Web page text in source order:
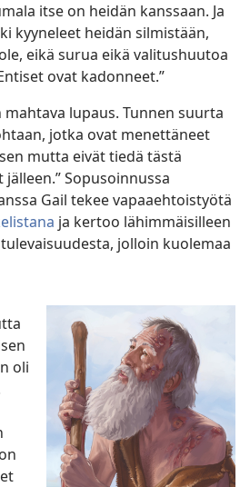
itse on heidän kanssaan. Ja
kyyneleet heidän silmistään,
eikä surua eikä valitushuutoa
ovat kadonneet.”
mahtava lupaus. Tunnen suurta
jotka ovat menettäneet
mutta eivät tiedä tästä
Sopusoinnussa
Gail tekee vapaaehtoistyötä
ja kertoo lähimmäisilleen
jolloin kuolemaa
oli